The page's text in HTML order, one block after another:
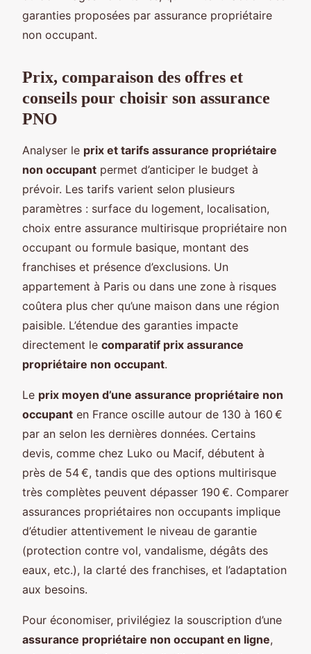
garanties proposées par assurance propriétaire
non occupant.
Prix, comparaison des offres et
conseils pour choisir son assurance
PNO
Analyser le prix et tarifs assurance propriétaire
non occupant permet d’anticiper le budget à
prévoir. Les tarifs varient selon plusieurs
paramètres : surface du logement, localisation,
choix entre assurance multirisque propriétaire non
occupant ou formule basique, montant des
franchises et présence d’exclusions. Un
appartement à Paris ou dans une zone à risques
coûtera plus cher qu’une maison dans une région
paisible. L’étendue des garanties impacte
directement le comparatif prix assurance
propriétaire non occupant.
Le prix moyen d’une assurance propriétaire non
occupant en France oscille autour de 130 à 160 €
par an selon les dernières données. Certains
devis, comme chez Luko ou Macif, débutent à
près de 54 €, tandis que des options multirisque
très complètes peuvent dépasser 190 €. Comparer
assurances propriétaires non occupants implique
d’étudier attentivement le niveau de garantie
(protection contre vol, vandalisme, dégâts des
eaux, etc.), la clarté des franchises, et l’adaptation
aux besoins.
Pour économiser, privilégiez la souscription d’une
assurance propriétaire non occupant en ligne,